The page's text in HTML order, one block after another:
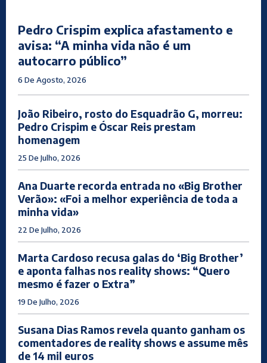
Pedro Crispim explica afastamento e
avisa: “A minha vida não é um
autocarro público”
6 De Agosto, 2026
João Ribeiro, rosto do Esquadrão G, morreu:
Pedro Crispim e Óscar Reis prestam
homenagem
25 De Julho, 2026
Ana Duarte recorda entrada no «Big Brother
Verão»: «Foi a melhor experiência de toda a
minha vida»
22 De Julho, 2026
Marta Cardoso recusa galas do ‘Big Brother’
e aponta falhas nos reality shows: “Quero
mesmo é fazer o Extra”
19 De Julho, 2026
Susana Dias Ramos revela quanto ganham os
comentadores de reality shows e assume mês
de 14 mil euros